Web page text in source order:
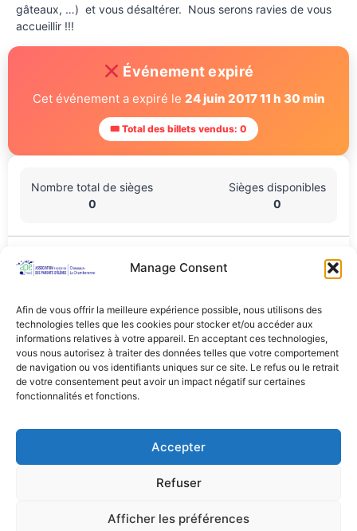
Manage Consent
Afin de vous offrir la meilleure expérience possible, nous utilisons des
technologies telles que les cookies pour stocker et/ou accéder aux
informations relatives à votre appareil. En acceptant ces technologies,
vous nous autorisez à traiter des données telles que votre comportement
de navigation ou vos identifiants uniques sur ce site. Le refus ou le retrait
de votre consentement peut avoir un impact négatif sur certaines
fonctionnalités et fonctions.
Accepter
Refuser
Afficher les préférences
gâteaux, …) et vous désaltérer. Nous serons ravies de vous
accueillir !!!
Événement expiré
Cet événement a expiré le 24 juin 2017 11 h 30 min
🎟 Total des billets vendus: 0
Nombre total de sièges
0
Sièges disponibles
0
Partager Cet Événement
© 2026 APÉ de Cheseaux - la Chamberonne -